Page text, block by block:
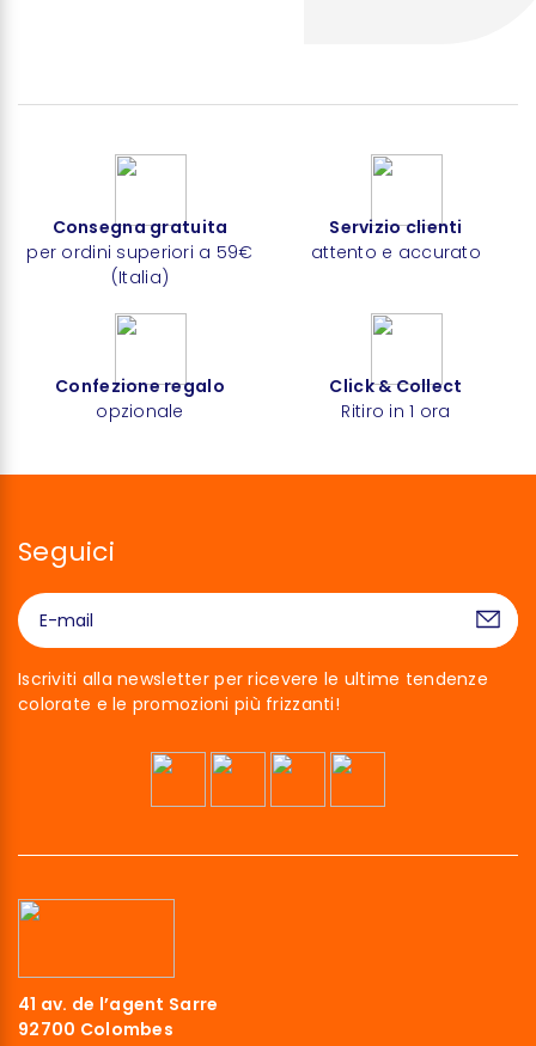
Consegna gratuita
per ordini superiori a 59€
(Italia)
Servizio clienti
attento e accurato
Confezione regalo
opzionale
Click & Collect
Ritiro in 1 ora
Seguici
Iscriviti alla newsletter per ricevere le ultime tendenze
colorate e le promozioni più frizzanti!
41 av. de l’agent Sarre
92700 Colombes